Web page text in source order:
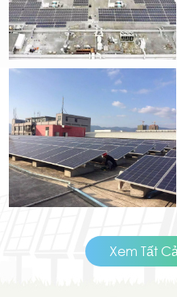
ĐỌC THÊM
ĐỌC THÊM
Xem Tất